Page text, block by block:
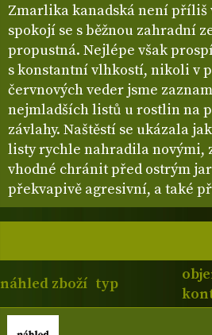
Zmarlika kanadská není příliš
spokojí se s běžnou zahradní
propustná. Nejlépe však
s konstantní vlhkostí, nikoli v
červnových veder jsme
nejmladších listů u rostlin na
závlahy. Naštěstí se ukázala
listy rychle nahradila novými,
vhodné chránit před ostrým
překvapivě agresivní, a také
náhled zboží typ